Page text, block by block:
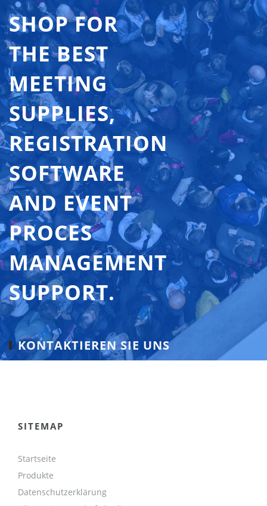
SHOP FOR
THE BEST
MEETING
SUPPLIES,
REGISTRATION
SOFTWARE
AND EVENT
PROCES
MANAGEMENT
SUPPORT.
KONTAKTIEREN SIE UNS
SITEMAP
Startseite
Produkte
Datenschutzerklärung